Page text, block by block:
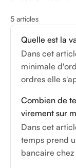
5 articles
Quelle est la
Dans cet
minimale
ordres elle
Combien de
virement sur
Dans cet
temps prend
bancaire